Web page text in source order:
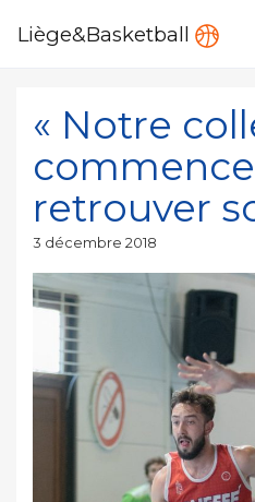
Liège&Basketball
« Notre
retrouver
Publié
3 décembre 2018